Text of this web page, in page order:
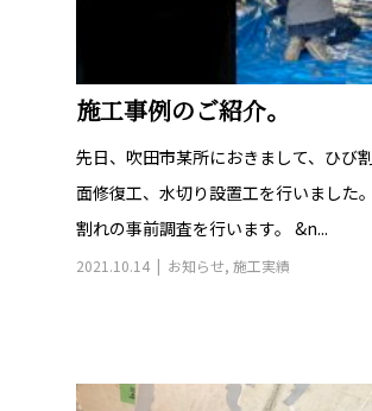
施工事例のご紹介。
先日、吹田市某所におきまして、ひび
面修復工、水切り設置工を行いました
割れの事前調査を行います。 &n...
2021.10.14 お知らせ, 施工実績